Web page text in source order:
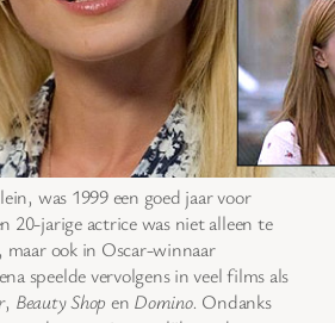
was 1999 een goed jaar voor
20-jarige actrice was niet alleen te
, maar ook in Oscar-winnaar
speelde vervolgens in veel films als
, Beauty Shop en Domino. Ondanks